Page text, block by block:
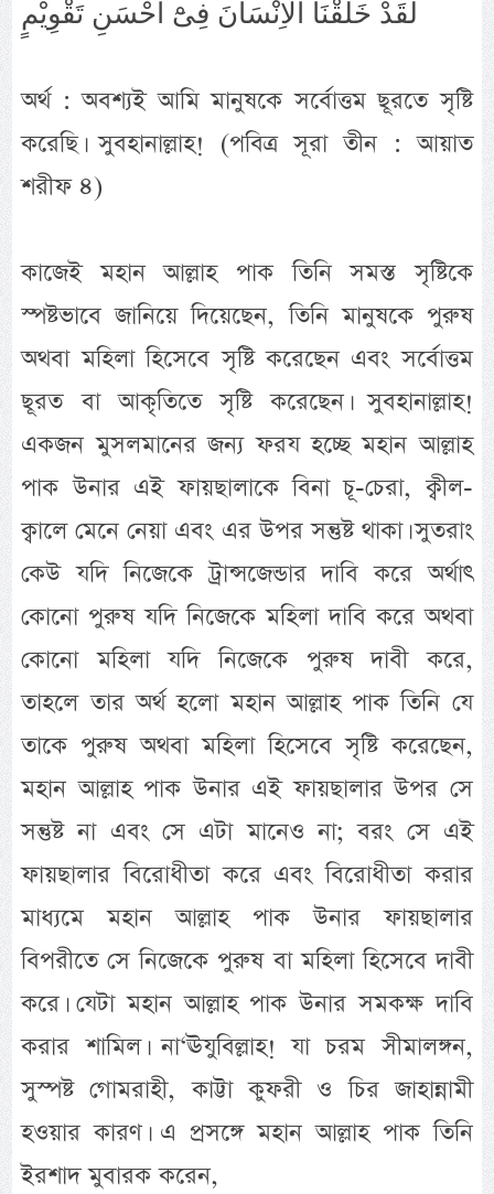
لَقَدْ خَلَقْنَا الْاِنْسَانَ فِىْٓ اَحْسَنِ تَقْوِيْمٍ
অর্থ : অবশ্যই আমি মানুষকে সর্বোত্তম ছূরতে সৃষ্টি
করেছি। সুবহানাল্লাহ! (পবিত্র সূরা তীন : আয়াত
শরীফ ৪)
কাজেই মহান আল্লাহ পাক তিনি সমস্ত সৃষ্টিকে
স্পষ্টভাবে জানিয়ে দিয়েছেন, তিনি মানুষকে পুরুষ
অথবা মহিলা হিসেবে সৃষ্টি করেছেন এবং সর্বোত্তম
ছূরত বা আকৃতিতে সৃষ্টি করেছেন। সুবহানাল্লাহ!
একজন মুসলমানের জন্য ফরয হচ্ছে মহান আল্লাহ
পাক উনার এই ফায়ছালাকে বিনা চূ-চেরা, ক্বীল-
ক্বালে মেনে নেয়া এবং এর উপর সন্তুষ্ট থাকা। সুতরাং
কেউ যদি নিজেকে ট্রান্সজেন্ডার দাবি করে অর্থাৎ
কোনো পুরুষ যদি নিজেকে মহিলা দাবি করে অথবা
কোনো মহিলা যদি নিজেকে পুরুষ দাবী করে,
তাহলে তার অর্থ হলো মহান আল্লাহ পাক তিনি যে
তাকে পুরুষ অথবা মহিলা হিসেবে সৃষ্টি করেছেন,
মহান আল্লাহ পাক উনার এই ফায়ছালার উপর সে
সন্তুষ্ট না এবং সে এটা মানেও না; বরং সে এই
ফায়ছালার বিরোধীতা করে এবং বিরোধীতা করার
মাধ্যমে মহান আল্লাহ পাক উনার ফায়ছালার
বিপরীতে সে নিজেকে পুরুষ বা মহিলা হিসেবে দাবী
করে। যেটা মহান আল্লাহ পাক উনার সমকক্ষ দাবি
করার শামিল। না‘ঊযুবিল্লাহ! যা চরম সীমালঙ্গন,
সুস্পষ্ট গোমরাহী, কাট্টা কুফরী ও চির জাহান্নামী
হওয়ার কারণ। এ প্রসঙ্গে মহান আল্লাহ পাক তিনি
ইরশাদ মুবারক করেন,